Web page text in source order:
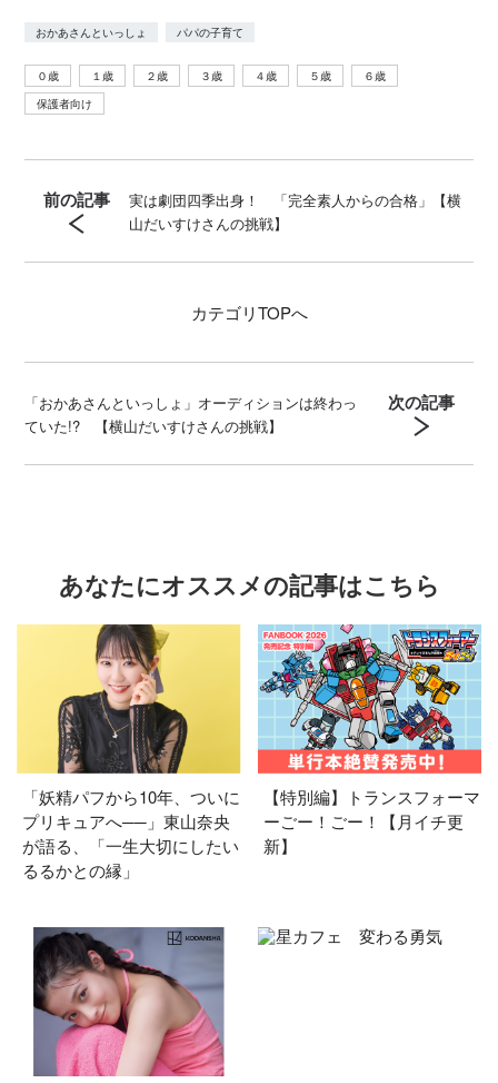
おかあさんといっしょ パパの子育て
０歳 １歳 ２歳 ３歳 ４歳 ５歳
６歳
保護者向け
前の記事
実は劇団四季出身！ 「完全素人からの合格」【横
山だいすけさんの挑戦】
カテゴリTOPへ
「おかあさんといっしょ」オーディションは終わっ
ていた!? 【横山だいすけさんの挑戦】
次の記事
あなたにオススメの記事はこちら
「妖精パフから10年、ついに
プリキュアへ──」東山奈央
が語る、「一生大切にしたい
るるかとの縁」
【特別編】トランスフォーマ
ーごー！ごー！【月イチ更
新】